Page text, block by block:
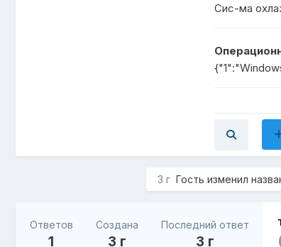
Сис-ма
3 г Гость изменил
Ответов
1
Создана
3 г
Последний ответ
3 г